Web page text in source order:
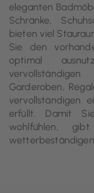
eleganten
Schränke,
bieten viel
Sie den
optimal
Garderoben,
vervollständigen
erfüllt. Damit
wohlfühlen,